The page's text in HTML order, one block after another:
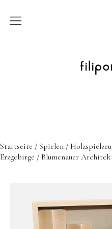
Startseite / Spielen /
Erzgebirge / Blumenauer